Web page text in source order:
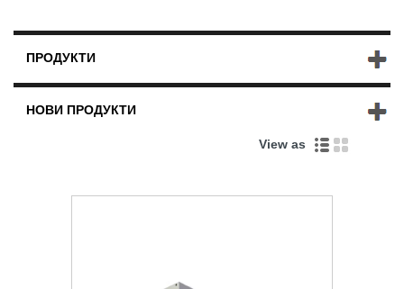
ПРОДУКТИ
НОВИ ПРОДУКТИ
View as